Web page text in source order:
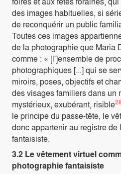
des images habituelles, si
de reconquérir un public
Toutes ces images
de la photographie que Maria
comme : « [l']ensemble de
photographiques [...] qui se
miroirs, poses, objectifs et
des visages familiers dans un
mystérieux, exubérant, risible
le principe du passe-tête, le
donc appartenir au registre
fantaisiste.
3.2 Le vêtement virtuel
photographie fantaisiste